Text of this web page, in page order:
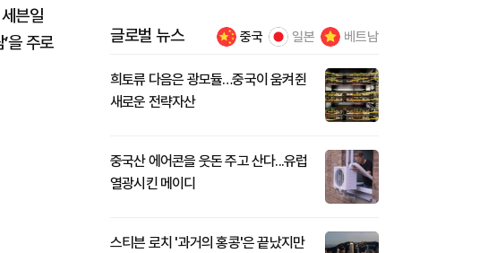
븐일
을 주로
글로벌 뉴스 중국 일본 베트남
희토류 다음은 광모듈…중국이 움켜쥔
새로운 전략자산
중국산 에어콘을 웃돈 주고 산다...유럽
열광시킨 메이디
스티븐 로치 '과거의 홍콩'은 끝났지만